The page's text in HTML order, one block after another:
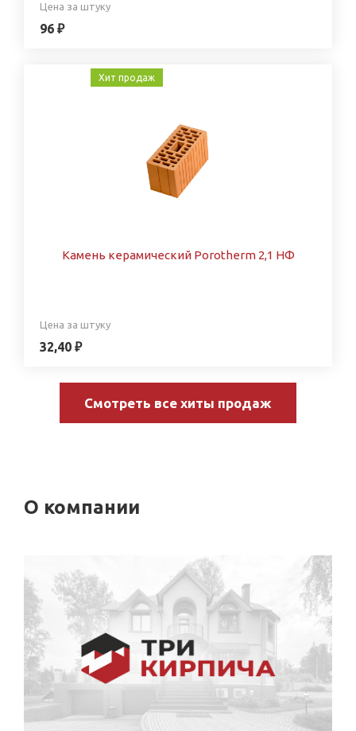
Цена за штуку
96 ₽
Хит продаж
Камень керамический Porotherm 2,1 НФ
Цена за штуку
32,40 ₽
Смотреть все хиты продаж
О компании